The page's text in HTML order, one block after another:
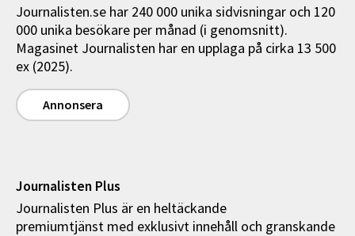
Journalisten.se har 240 000 unika sidvisningar och 120
000 unika besökare per månad (i genomsnitt).
Magasinet Journalisten har en upplaga på cirka 13 500
ex (2025).
Annonsera
Journalisten Plus
Journalisten Plus är en heltäckande
premiumtjänst med exklusivt innehåll och granskande